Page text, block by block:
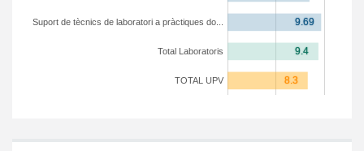
TOTAL UPV
Total Laboratoris
Suport de tècnics de laboratori a pràctiques do...